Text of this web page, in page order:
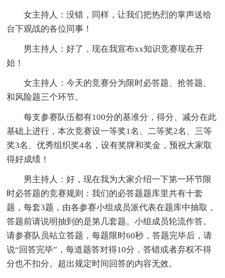
女主持人：没错，同样，让我们把热烈的掌声送给
台下观战的各位同事！
男主持人：好了，现在我宣布xx知识竞赛现在开
始！
女主持人：今天的竞赛分为限时必答题、抢答题、
和风险题三个环节。
每支参赛队伍都有100分的基准分，得分、减分在此
基础上进行，本次竞赛设一等奖1名、二等奖2名、三等
奖3名、优秀组织奖4名，设有奖牌和奖金，预祝大家取
得好成绩！
男主持人：好，现在我为大家介绍一下第一环节限
时必答题的竞赛规则：我们的必答题题库里共有十套
题，每套3题，由各参赛小组成员派代表在题库中抽取，
答题前请说明抽到的是第几套题。小组成员轮流作答。
请参赛队员站立答题，每题限时60秒，答题完毕后，请
说“回答完毕”，每道题答对得10分，答错或者弃权不得
分也不扣分。超出规定时间回答的内容无效。